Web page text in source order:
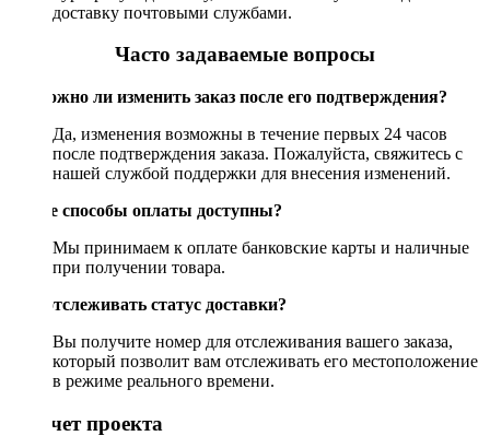
доставку почтовыми службами.
Часто задаваемые вопросы
Возможно ли изменить заказ после его подтверждения?
Да, изменения возможны в течение первых 24 часов
после подтверждения заказа. Пожалуйста, свяжитесь с
нашей службой поддержки для внесения изменений.
Какие способы оплаты доступны?
Мы принимаем к оплате банковские карты и наличные
при получении товара.
Как отслеживать статус доставки?
Вы получите номер для отслеживания вашего заказа,
который позволит вам отслеживать его местоположение
в режиме реального времени.
Рассчет проекта